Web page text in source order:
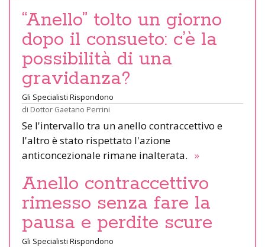
“Anello” tolto un giorno
dopo il consueto: c’è la
possibilità di una
gravidanza?
Gli Specialisti Rispondono
di Dottor Gaetano Perrini
Se l'intervallo tra un anello contraccettivo e
l'altro è stato rispettato l'azione
anticoncezionale rimane inalterata. »
Anello contraccettivo
rimesso senza fare la
pausa e perdite scure
Gli Specialisti Rispondono